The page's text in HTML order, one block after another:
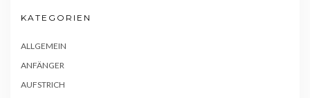
KATEGORIEN
ALLGEMEIN
ANFÄNGER
AUFSTRICH